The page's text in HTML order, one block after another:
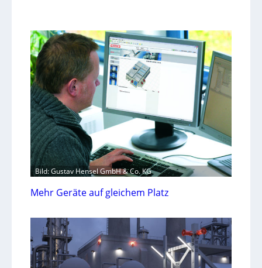
Bild: Gustav Hensel GmbH & Co. KG
Mehr Geräte auf gleichem Platz